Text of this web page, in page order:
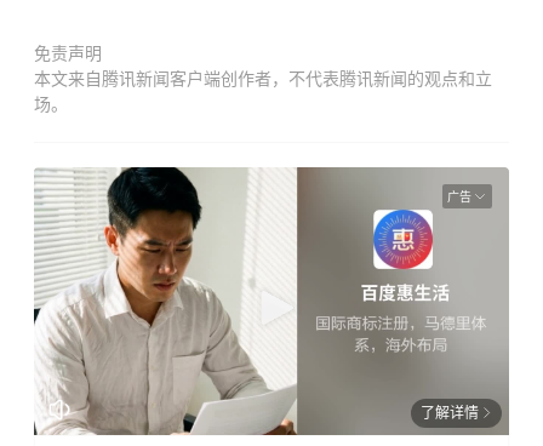
免责声明
本文来自腾讯新闻客户端创作者，不代表腾讯新闻的观点和立
场。
广告
了解详情